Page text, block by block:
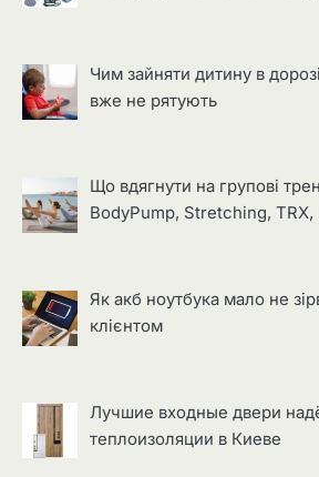
Чим зайняти дитину в
вже не рятують
Що вдягнути на групові
BodyPump, Stretching, TRX,
Як акб ноутбука мало не
клієнтом
Лучшие входные двери
теплоизоляции в Киеве